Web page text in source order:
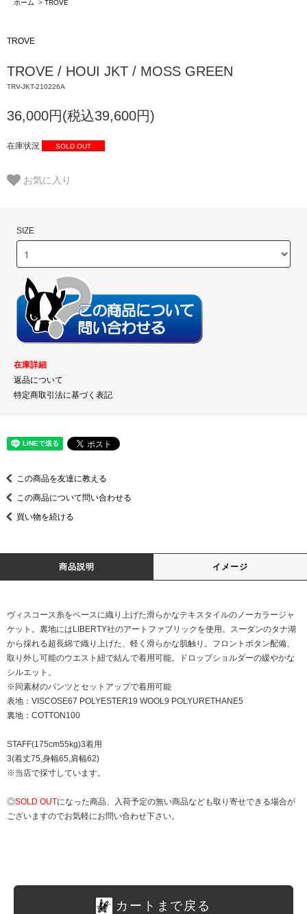
ホーム > TROVE
TROVE
TROVE / HOUI JKT / MOSS GREEN
TRV-JKT-210226A
36,000円(税込39,600円)
在庫状況 SOLD OUT
お気に入り
SIZE
在庫詳細
返品について
特定商取引法に基づく表記
この商品を友達に教える
この商品について問い合わせる
買い物を続ける
商品説明 イメージ
ヴィスコース糸をベースに織り上げた滑らかなテキスタイルのノーカラージャ
ケット。裏地にはLIBERTY社のアートファブリックを使用。スーダンのタナ湖
から採れる超長綿で織り上げた、軽く滑らかな肌触り。フロントボタン配備、
取り外し可能のウエスト紐で結んで着用可能。ドロップショルダーの緩やかな
シルエット。
※同素材のパンツとセットアップで着用可能
表地：VISCOSE67 POLYESTER19 WOOL9 POLYURETHANE5
裏地：COTTON100
STAFF(175cm55kg)3着用
3(着丈75,身幅65,肩幅62)
※当店で採寸しています。
◎SOLD OUTになった商品、入荷予定の無い商品なども取り寄せできる場合が
ございますのでお気軽にお問い合わせ下さい。
カートまで戻る